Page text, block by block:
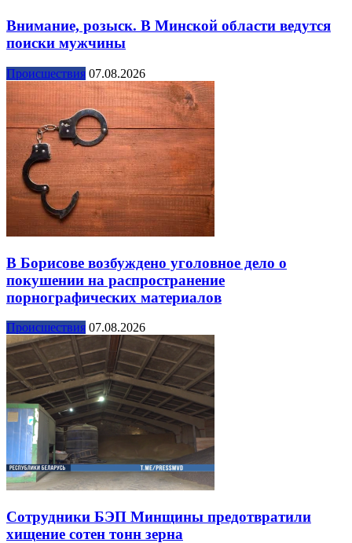
Внимание, розыск. В Минской области ведутся
поиски мужчины
Происшествия 07.08.2026
В Борисове возбуждено уголовное дело о
покушении на распространение
порнографических материалов
Происшествия 07.08.2026
Сотрудники БЭП Минщины предотвратили
хищение сотен тонн зерна